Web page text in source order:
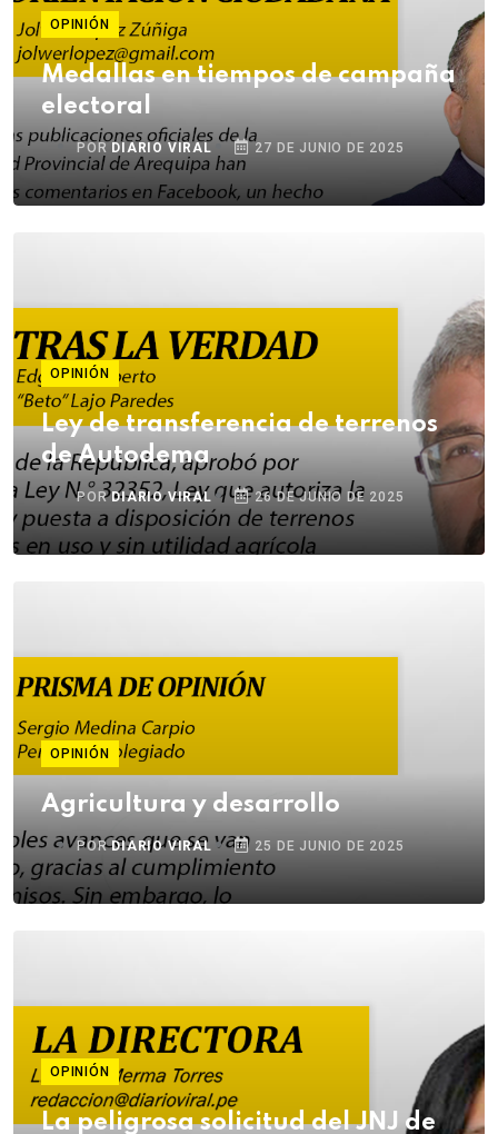
OPINIÓN
Medallas en tiempos de campaña
electoral
POR DIARIO VIRAL 27 DE JUNIO DE 2025
OPINIÓN
Ley de transferencia de terrenos
de Autodema
PORDIARIO VIRAL 26 DE JUNIO DE 2025
OPINIÓN
Agricultura y desarrollo
PORDIARIO VIRAL 25 DE JUNIO DE 2025
OPINIÓN
La peligrosa solicitud del JNJ de